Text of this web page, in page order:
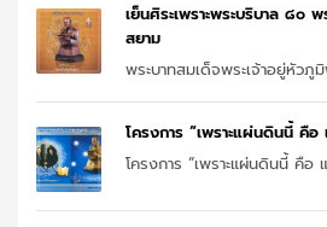
เย็นศิระเพราะพระบริบาล ๘๐
สยาม
พระบาทสมเด็จพระเจ้าอยู่หัวภู
โครงการ “เพราะแผ่นดินนี้ คื
โครงการ “เพราะแผ่นดินนี้ คือ